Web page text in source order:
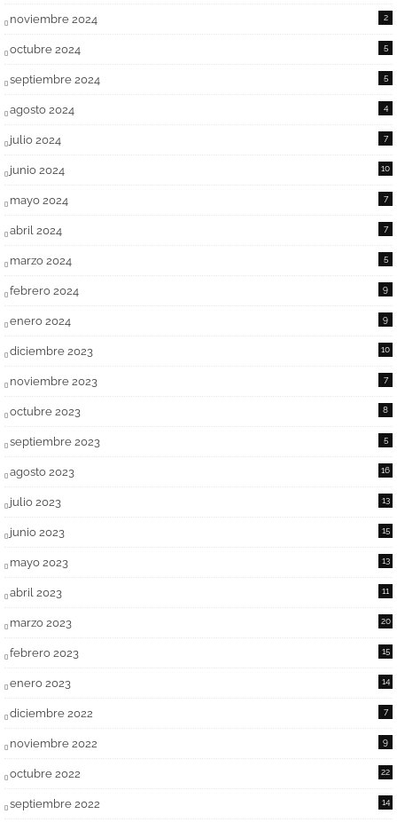
noviembre 2024 2
octubre 2024 5
septiembre 2024 5
agosto 2024 4
julio 2024 7
junio 2024 10
mayo 2024 7
abril 2024 7
marzo 2024 5
febrero 2024 9
enero 2024 9
diciembre 2023 10
noviembre 2023 7
octubre 2023 8
septiembre 2023 5
agosto 2023 16
julio 2023 13
junio 2023 15
mayo 2023 13
abril 2023 11
marzo 2023 20
febrero 2023 15
enero 2023 14
diciembre 2022 7
noviembre 2022 9
octubre 2022 22
septiembre 2022 14